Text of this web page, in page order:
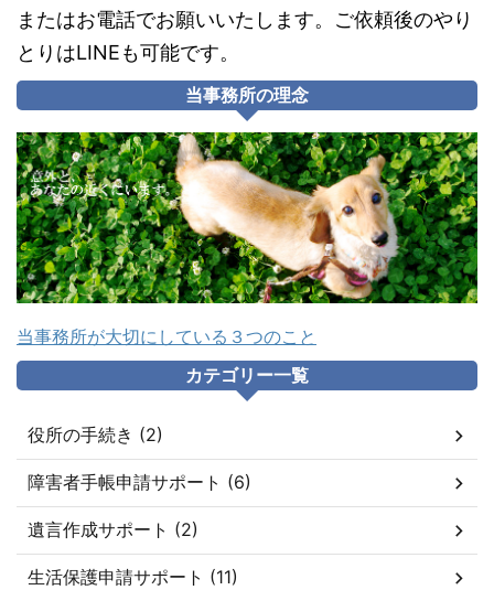
またはお電話でお願いいたします。ご依頼後のやり
とりはLINEも可能です。
当事務所の理念
当事務所が大切にしている３つのこと
カテゴリー一覧
役所の手続き (2)
障害者手帳申請サポート (6)
遺言作成サポート (2)
生活保護申請サポート (11)